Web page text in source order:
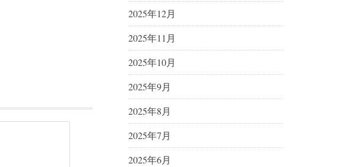
2025年12月
2025年11月
2025年10月
2025年9月
2025年8月
2025年7月
2025年6月